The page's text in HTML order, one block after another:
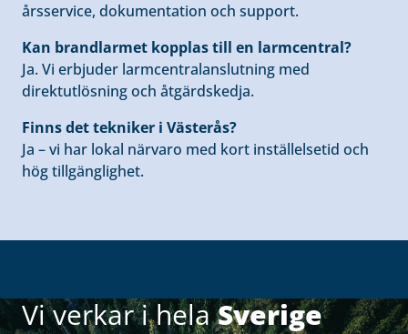
årsservice, dokumentation och support.
Kan brandlarmet kopplas till en larmcentral?
Ja. Vi erbjuder larmcentralanslutning med
direktutlösning och åtgärdskedja.
Finns det tekniker i Västerås?
Ja – vi har lokal närvaro med kort inställelsetid och
hög tillgänglighet.
Vi verkar i helaSverige